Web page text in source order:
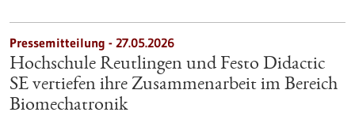
Pressemitteilung - 27.05.2026
Hochschule Reutlingen und Festo Didactic
SE vertiefen ihre Zusammenarbeit im Bereich
Biomechatronik